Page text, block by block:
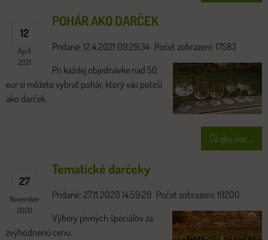
12
Apríl
2021
POHÁR AKO DARČEK
Pridané: 12.4.2021 09:29:34 Počet zobrazení: 17583
Pri každej objednávke nad 50
eur si môžete vybrať pohár, ktorý vás poteší
ako darček.
Čítajte viac...
27
November
2020
Tematické darčeky
Pridané: 27.11.2020 14:59:29 Počet zobrazení: 19200
Výbery pivných špeciálov za
zvýhodnenú cenu.